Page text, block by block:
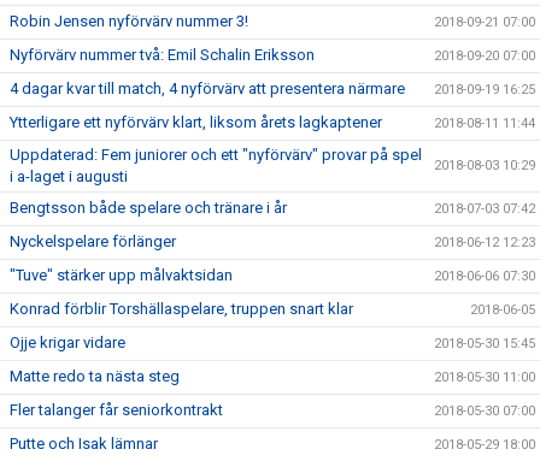
Robin Jensen nyförvärv nummer 3! 2018-09-21 07:00
Nyförvärv nummer två: Emil Schalin Eriksson 2018-09-20 07:00
4 dagar kvar till match, 4 nyförvärv att presentera närmare 2018-09-19 16:25
Ytterligare ett nyförvärv klart, liksom årets lagkaptener 2018-08-11 11:44
Uppdaterad: Fem juniorer och ett "nyförvärv" provar på spel
i a-laget i augusti
2018-08-03 10:29
Bengtsson både spelare och tränare i år 2018-07-03 07:42
Nyckelspelare förlänger 2018-06-12 12:23
"Tuve" stärker upp målvaktsidan 2018-06-06 07:30
Konrad förblir Torshällaspelare, truppen snart klar 2018-06-05
Ojje krigar vidare 2018-05-30 15:45
Matte redo ta nästa steg 2018-05-30 11:00
Fler talanger får seniorkontrakt 2018-05-30 07:00
Putte och Isak lämnar 2018-05-29 18:00